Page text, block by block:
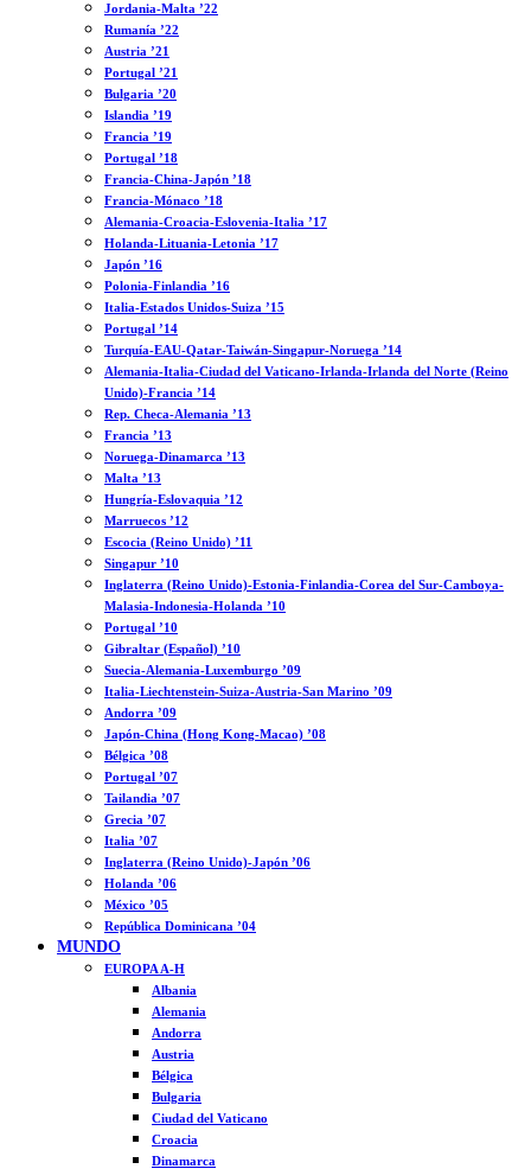
Jordania-Malta ’22
Rumanía ’22
Austria ’21
Portugal ’21
Bulgaria ’20
Islandia ’19
Francia ’19
Portugal ’18
Francia-China-Japón ’18
Francia-Mónaco ’18
Alemania-Croacia-Eslovenia-Italia ’17
Holanda-Lituania-Letonia ’17
Japón ’16
Polonia-Finlandia ’16
Italia-Estados Unidos-Suiza ’15
Portugal ’14
Turquía-EAU-Qatar-Taiwán-Singapur-Noruega ’14
Alemania-Italia-Ciudad del Vaticano-Irlanda-Irlanda del Norte (Reino
Unido)-Francia ’14
Rep. Checa-Alemania ’13
Francia ’13
Noruega-Dinamarca ’13
Malta ’13
Hungría-Eslovaquia ’12
Marruecos ’12
Escocia (Reino Unido) ’11
Singapur ’10
Inglaterra (Reino Unido)-Estonia-Finlandia-Corea del Sur-Camboya-
Malasia-Indonesia-Holanda ’10
Portugal ’10
Gibraltar (Español) ’10
Suecia-Alemania-Luxemburgo ’09
Italia-Liechtenstein-Suiza-Austria-San Marino ’09
Andorra ’09
Japón-China (Hong Kong-Macao) ’08
Bélgica ’08
Portugal ’07
Tailandia ’07
Grecia ’07
Italia ’07
Inglaterra (Reino Unido)-Japón ’06
Holanda ’06
México ’05
República Dominicana ’04
MUNDO
EUROPA A-H
Albania
Alemania
Andorra
Austria
Bélgica
Bulgaria
Ciudad del Vaticano
Croacia
Dinamarca